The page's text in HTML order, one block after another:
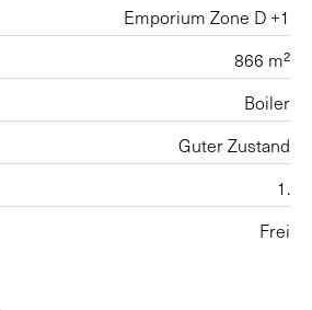
Emporium Zone D +1
866 m²
Boiler
Guter Zustand
1.
Frei